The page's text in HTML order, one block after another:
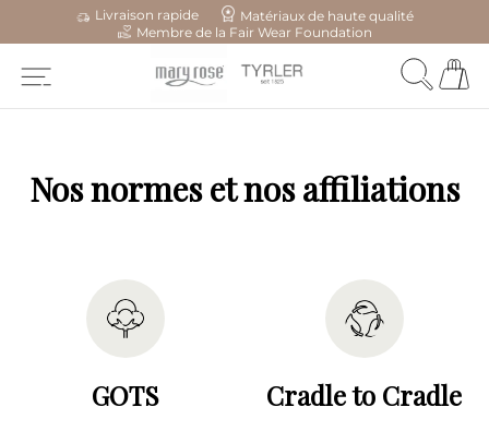
Livraison rapide
Matériaux de haute qualité
Membre de la Fair Wear Foundation
Nos normes et nos affiliations
GOTS Cradle to Cradle